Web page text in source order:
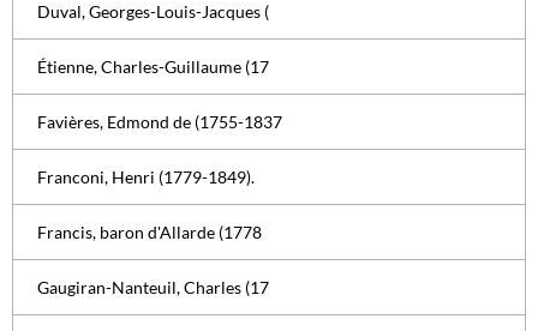
Duval, Georges-Louis-Jacques (
Étienne, Charles-Guillaume (17
Favières, Edmond de (1755-1837
Franconi, Henri (1779-1849).
Francis, baron d'Allarde (1778
Gaugiran-Nanteuil, Charles (17